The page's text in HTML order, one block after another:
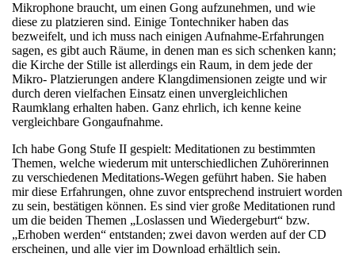
Mikrophone braucht, um einen Gong aufzunehmen, und wie
diese zu platzieren sind. Einige Tontechniker haben das
bezweifelt, und ich muss nach einigen Aufnahme-Erfahrungen
sagen, es gibt auch Räume, in denen man es sich schenken kann;
die Kirche der Stille ist allerdings ein Raum, in dem jede der
Mikro- Platzierungen andere Klangdimensionen zeigte und wir
durch deren vielfachen Einsatz einen unvergleichlichen
Raumklang erhalten haben. Ganz ehrlich, ich kenne keine
vergleichbare Gongaufnahme.
Ich habe Gong Stufe II gespielt: Meditationen zu bestimmten
Themen, welche wiederum mit unterschiedlichen Zuhörerinnen
zu verschiedenen Meditations-Wegen geführt haben. Sie haben
mir diese Erfahrungen, ohne zuvor entsprechend instruiert worden
zu sein, bestätigen können. Es sind vier große Meditationen rund
um die beiden Themen „Loslassen und Wiedergeburt“ bzw.
„Erhoben werden“ entstanden; zwei davon werden auf der CD
erscheinen, und alle vier im Download erhältlich sein.